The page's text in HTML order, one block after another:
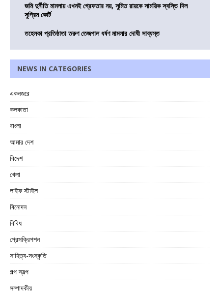
জমি দুর্নীতি মামলায় এখনই গ্রেফতার নয়, সুমিত রায়কে সাময়িক স্বস্তি দিল
সুপ্রিম কোর্ট
তহেলকা প্রতিষ্ঠাতা তরুণ তেজপাল ধর্ষণ মামলার দোষী সাব্যস্ত
NEWS IN CATEGORIES
একনজরে
কলকাতা
বাংলা
আমার দেশ
বিদেশ
খেলা
লাইফ স্টাইল
বিনোদন
বিবিধ
প্রেসক্রিপশন
সাহিত্য-সংস্কৃতি
গল্প স্বল্প
সম্পাদকীয়